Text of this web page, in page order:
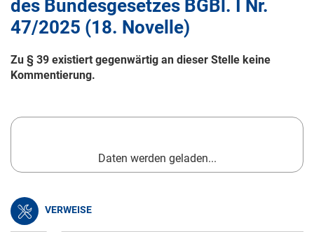
des Bundesgesetzes BGBl. I Nr.
47/2025 (18. Novelle)
Zu § 39 existiert gegenwärtig an dieser Stelle keine
Kommentierung.
Daten werden geladen...
VERWEISE